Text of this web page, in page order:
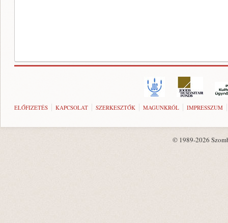
ELŐFIZETÉS KAPCSOLAT SZERKESZTŐK MAGUNKRÓL IMPRESSZUM
© 1989-2026